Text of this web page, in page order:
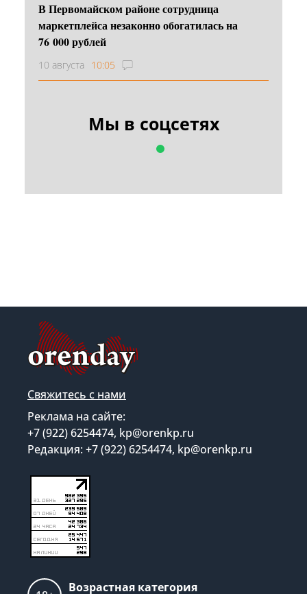
В Первомайском районе сотрудница
маркетплейса незаконно обогатилась на
76 000 рублей
10 августа 10:05
Мы в соцсетях
Свяжитесь с нами
Реклама на сайте:
+7 (922) 6254474, kp@orenkp.ru
Редакция: +7 (922) 6254474, kp@orenkp.ru